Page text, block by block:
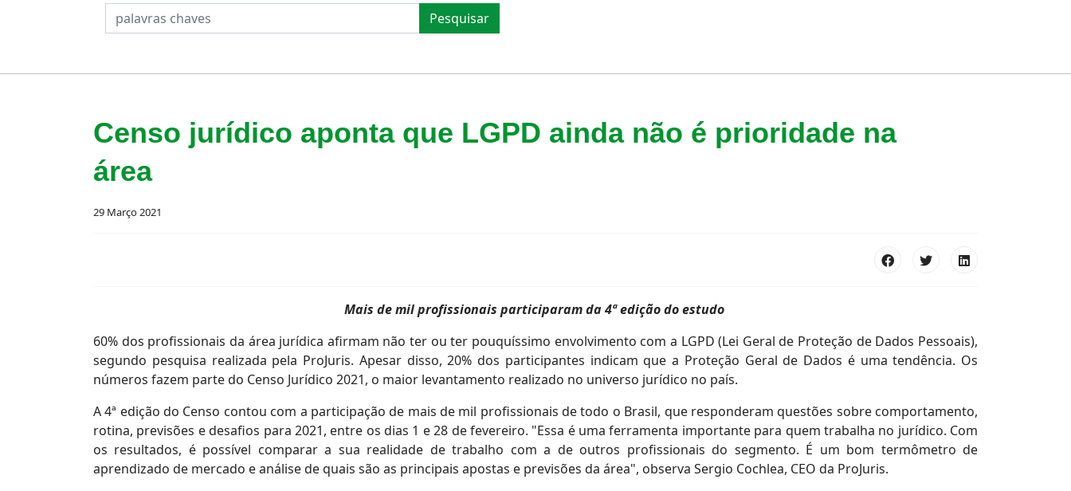
PESQUISAR Pesquisar
Censo jurídico aponta que LGPD ainda não é prioridade na
área
29 Março 2021
Mais de mil profissionais participaram da 4ª edição do estudo
60% dos profissionais da área jurídica afirmam não ter ou ter pouquíssimo envolvimento com a LGPD (Lei Geral de Proteção de Dados Pessoais),
segundo pesquisa realizada pela ProJuris. Apesar disso, 20% dos participantes indicam que a Proteção Geral de Dados é uma tendência. Os
números fazem parte do Censo Jurídico 2021, o maior levantamento realizado no universo jurídico no país.
A 4ª edição do Censo contou com a participação de mais de mil profissionais de todo o Brasil, que responderam questões sobre comportamento,
rotina, previsões e desafios para 2021, entre os dias 1 e 28 de fevereiro. "Essa é uma ferramenta importante para quem trabalha no jurídico. Com
os resultados, é possível comparar a sua realidade de trabalho com a de outros profissionais do segmento. É um bom termômetro de
aprendizado de mercado e análise de quais são as principais apostas e previsões da área", observa Sergio Cochlea, CEO da ProJuris.